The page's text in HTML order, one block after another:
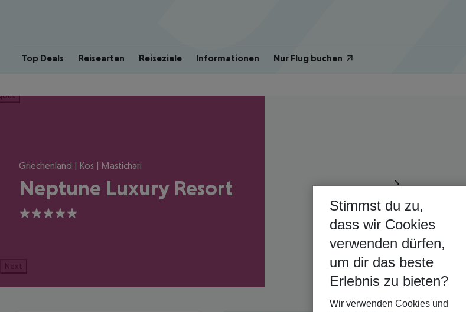
Top Deals Reisearten Reiseziele Informationen Nur Flug buchen
Griechenland | Kos | Mastichari
Neptune Luxury Resort
5
Next
Stimmst du zu,
dass wir Cookies
verwenden dürfen,
um dir das beste
Erlebnis zu bieten?
Wir verwenden Cookies und